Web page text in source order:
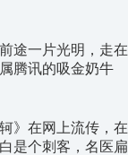
途一片光明，走在
腾讯的吸金奶牛
》在网上流传，在
是个刺客，名医扁